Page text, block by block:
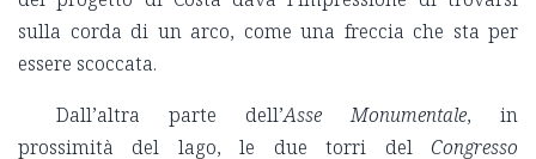
sulla corda di un arco, come una freccia che sta per
essere scoccata.
Dall’altra parte dell’Asse Monumentale, in
prossimità del lago, le due torri del Congresso